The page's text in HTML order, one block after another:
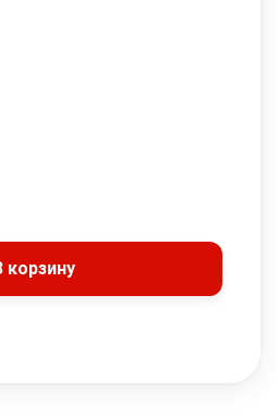
корзину